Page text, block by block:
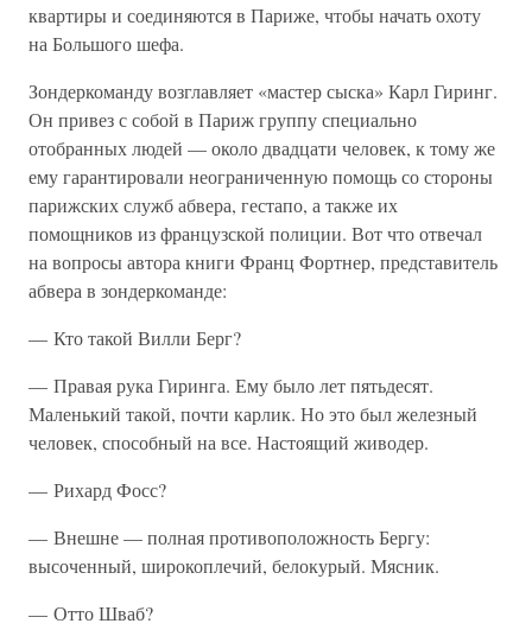
квартиры и соединяются в Париже, чтобы начать охоту
на Большого шефа.
Зондеркоманду возглавляет «мастер сыска» Карл Гиринг.
Он привез с собой в Париж группу специально
отобранных людей — около двадцати человек, к тому же
ему гарантировали неограниченную помощь со стороны
парижских служб абвера, гестапо, а также их
помощников из французской полиции. Вот что отвечал
на вопросы автора книги Франц Фортнер, представитель
абвера в зондеркоманде:
— Кто такой Вилли Берг?
— Правая рука Гиринга. Ему было лет пятьдесят.
Маленький такой, почти карлик. Но это был железный
человек, способный на все. Настоящий живодер.
— Рихард Фосс?
— Внешне — полная противоположность Бергу:
высоченный, широкоплечий, белокурый. Мясник.
— Отто Шваб?